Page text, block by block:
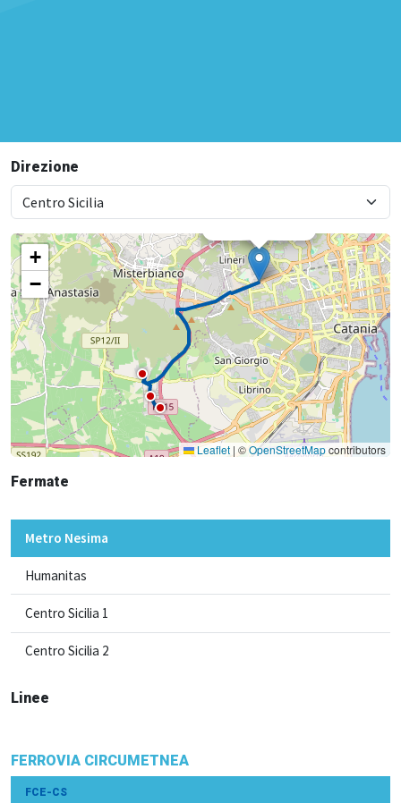
Linee
FERROVIA CIRCUMETNEA
FCE-CS
Direzione
Metro Nesima
+
−
Leaflet | ©OpenStreetMapcontributors
Fermate
Metro Nesima
Humanitas
Centro Sicilia 1
Centro Sicilia 2